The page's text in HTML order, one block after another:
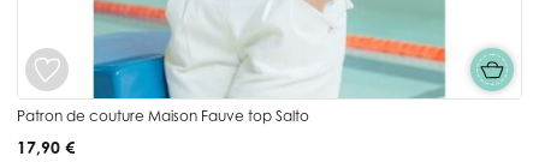
Patron de couture Maison Fauve top Salto
17,90 €